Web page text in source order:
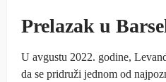
Prelazak u
U avgustu 2022. godine,
da se pridruži jednom od